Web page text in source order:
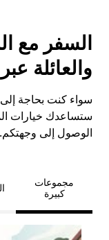
السفر مع
والعائلة
سواء كنت بحاجة
الوصول إلى وجهتكم.
مجموعات
كبيرة